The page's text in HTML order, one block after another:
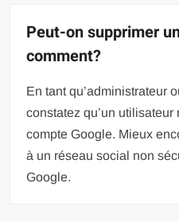
Peut-on supprimer
comment?
En tant qu’administrateur
constatez qu’un utilisateur
compte Google. Mieux
à un réseau social non
Google.